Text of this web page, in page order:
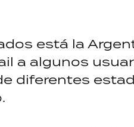
está la
a algunos
diferentes